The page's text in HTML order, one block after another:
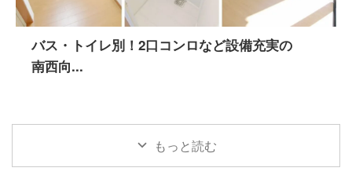
バス・トイレ別！2口コンロなど設備充実の
南西向...
もっと読む